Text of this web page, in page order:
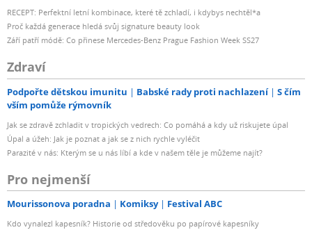
RECEPT: Perfektní letní kombinace, které tě zchladí, i kdybys nechtěl*a
Proč každá generace hledá svůj signature beauty look
Září patří módě: Co přinese Mercedes-Benz Prague Fashion Week SS27
Zdraví
Podpořte dětskou imunitu Babské rady proti nachlazení
S čím
vším pomůže rýmovník
Jak se zdravě zchladit v tropických vedrech: Co pomáhá a kdy už riskujete úpal
Úpal a úžeh: Jak je poznat a jak se z nich rychle vyléčit
Parazité v nás: Kterým se u nás líbí a kde v našem těle je můžeme najít?
Pro nejmenší
Mourissonova poradna Komiksy Festival ABC
Kdo vynalezl kapesník? Historie od středověku po papírové kapesníky